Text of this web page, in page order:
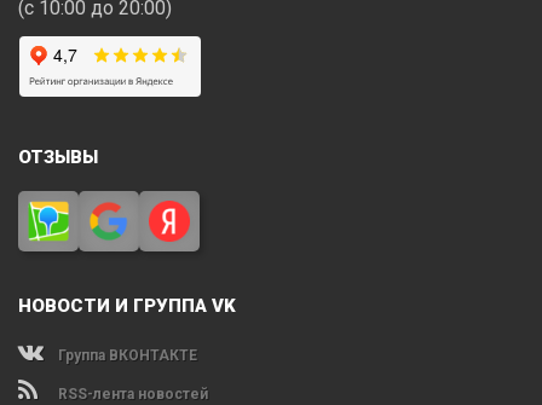
(с 10:00 до 20:00)
ОТЗЫВЫ
НОВОСТИ И ГРУППА VK
Группа ВКОНТАКТЕ
RSS-лента новостей